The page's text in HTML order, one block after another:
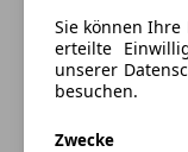
Sie können Ihre
erteilte
unserer
besuchen.
Zwecke